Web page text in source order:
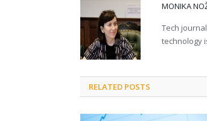
MONIKA
Tech
technology
RELATED POSTS